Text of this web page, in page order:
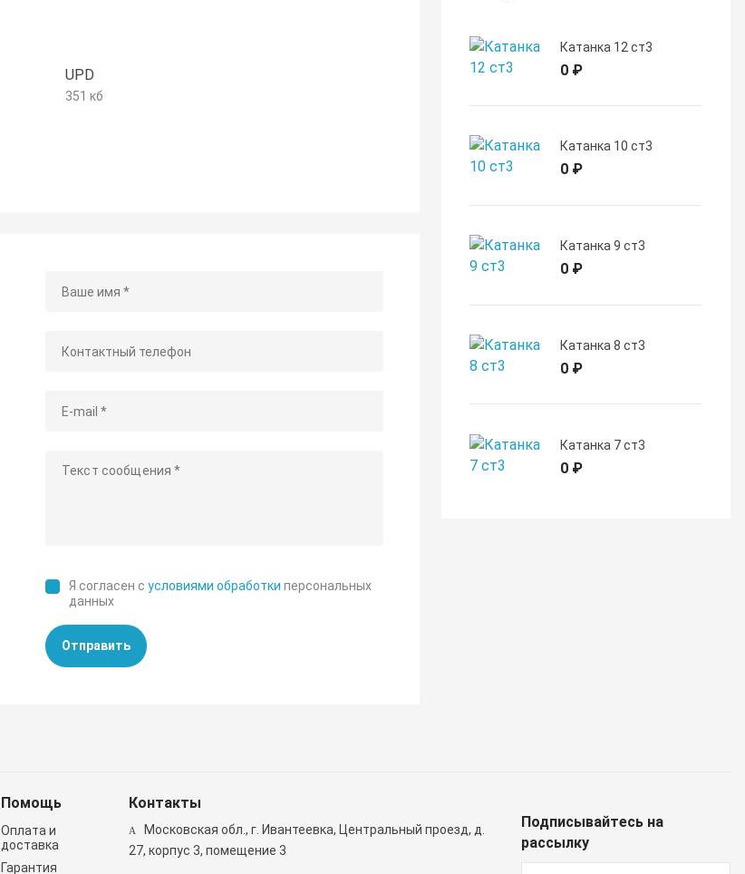
UPD
351 кб
Я согласен сусловиями обработки персональных
данных
Отправить
Катанка 12 ст3
0 ₽
Катанка 10 ст3
0 ₽
Катанка 9 ст3
0 ₽
Катанка 8 ст3
0 ₽
Катанка 7 ст3
0 ₽
Помощь
Оплата и
доставка
Гарантия
Контакты
Московская обл., г. Ивантеевка, Центральный проезд, д.
27, корпус 3, помещение 3
Подписывайтесь на
рассылку